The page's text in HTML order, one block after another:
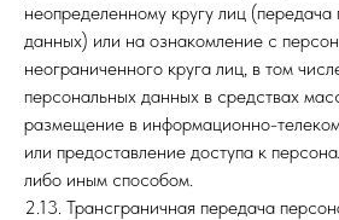
неопределенному кругу лиц (передача
данных) или на ознакомление с
неограниченного круга лиц, в том
персональных данных в средствах
размещение в информационно-
или предоставление доступа к
либо иным способом.
2.13. Трансграничная передача